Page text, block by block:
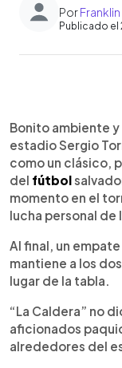
Por
Publicado el
Bonito ambiente
estadio Sergio
como un clásico,
del fútbol
momento en el
lucha personal de
Al final, un
mantiene a los
lugar de la tabla.
“La Caldera” no
aficionados
alrededores del